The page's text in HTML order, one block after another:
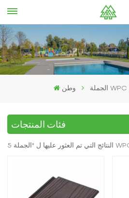
وطن
فئات المنتجات